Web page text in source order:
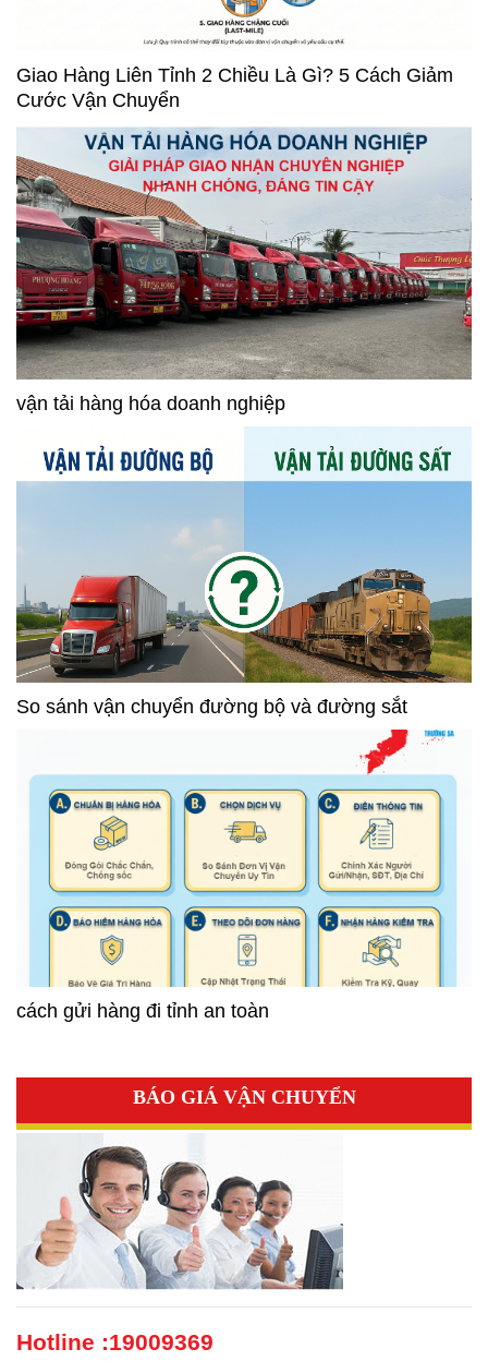
Giao Hàng Liên Tỉnh 2 Chiều Là Gì? 5 Cách Giảm
Cước Vận Chuyển
vận tải hàng hóa doanh nghiệp
So sánh vận chuyển đường bộ và đường sắt
cách gửi hàng đi tỉnh an toàn
BÁO GIÁ VẬN CHUYỂN
Hotline :19009369